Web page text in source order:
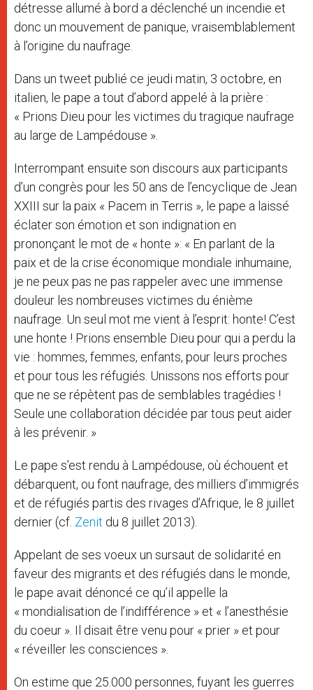
détresse allumé à bord a déclenché un incendie et
donc un mouvement de panique, vraisemblablement
à l’origine du naufrage.
Dans un tweet publié ce jeudi matin, 3 octobre, en
italien, le pape a tout d’abord appelé à la prière :
« Prions Dieu pour les victimes du tragique naufrage
au large de Lampédouse ».
Interrompant ensuite son discours aux participants
d’un congrès pour les 50 ans de l’encyclique de Jean
XXIII sur la paix « Pacem in Terris », le pape a laissé
éclater son émotion et son indignation en
prononçant le mot de « honte »: « En parlant de la
paix et de la crise économique mondiale inhumaine,
je ne peux pas ne pas rappeler avec une immense
douleur les nombreuses victimes du énième
naufrage. Un seul mot me vient à l’esprit: honte! C’est
une honte ! Prions ensemble Dieu pour qui a perdu la
vie : hommes, femmes, enfants, pour leurs proches
et pour tous les réfugiés. Unissons nos efforts pour
que ne se répètent pas de semblables tragédies !
Seule une collaboration décidée par tous peut aider
à les prévenir. »
Le pape s’est rendu à Lampédouse, où échouent et
débarquent, ou font naufrage, des milliers d’immigrés
et de réfugiés partis des rivages d’Afrique, le 8 juillet
dernier (cf. Zenit du 8 juillet 2013).
Appelant de ses voeux un sursaut de solidarité en
faveur des migrants et des réfugiés dans le monde,
le pape avait dénoncé ce qu’il appelle la
« mondialisation de l’indifférence » et « l’anesthésie
du coeur ». Il disait être venu pour « prier » et pour
« réveiller les consciences ».
On estime que 25.000 personnes, fuyant les guerres